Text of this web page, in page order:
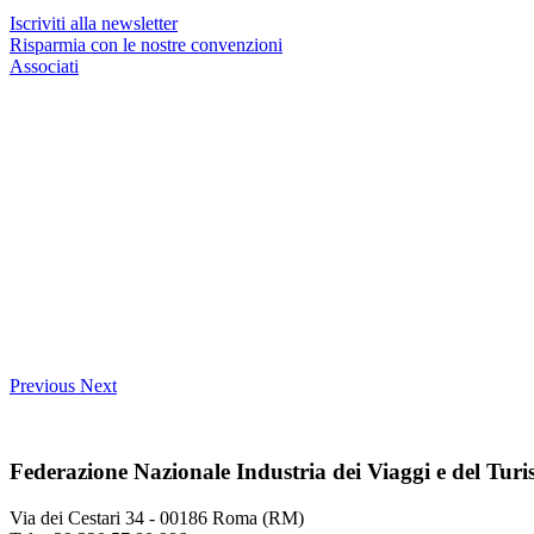
Iscriviti alla newsletter
Risparmia con le nostre convenzioni
Associati
Previous Next
Federazione Nazionale Industria dei Viaggi e del
Via dei Cestari 34 - 00186 Roma (RM)